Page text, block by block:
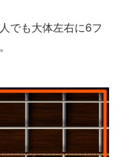
でも大体左右に6フ